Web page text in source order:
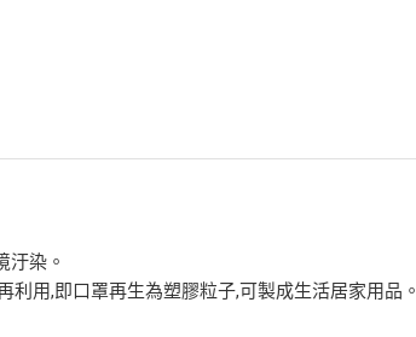
汙染。
用,即口罩再生為塑膠粒子,可製成生活居家用品。